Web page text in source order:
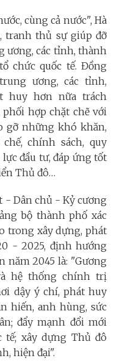
cùng cả nước", Hà
tranh thủ sự giúp đỡ
ương, các tỉnh, thành
chức quốc tế. Đồng
ương, các tỉnh,
huy hơn nữa trách
hợp chặt chẽ với
gỡ những khó khăn,
chính sách, quy
đầu tư, đáp ứng tốt
Thủ đô…
- Dân chủ - Kỷ cương
bộ thành phố xác
trong xây dựng, phát
- 2025, định hướng
năm 2045 là: "Gương
hệ thống chính trị
dậy ý chí, phát huy
hiến, anh hùng, sức
đẩy mạnh đổi mới
tế; xây dựng Thủ đô
hiện đại".